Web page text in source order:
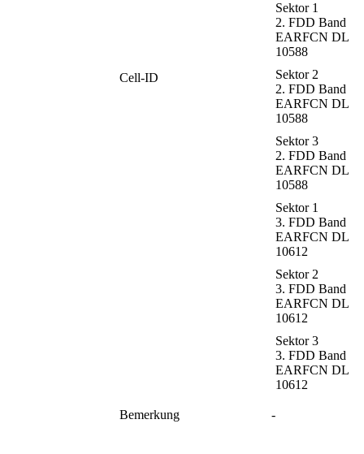
Cell-ID
Sektor 1
2. FDD Band
EARFCN DL
10588
Sektor 2
2. FDD Band
EARFCN DL
10588
Sektor 3
2. FDD Band
EARFCN DL
10588
Sektor 1
3. FDD Band
EARFCN DL
10612
Sektor 2
3. FDD Band
EARFCN DL
10612
Sektor 3
3. FDD Band
EARFCN DL
10612
Bemerkung -